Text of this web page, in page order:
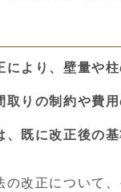
により、壁量や
取りの制約や費
、既に改正後の
の改正について